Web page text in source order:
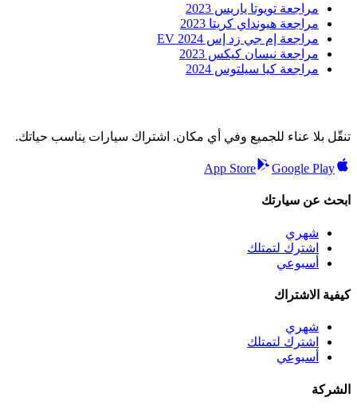
مراجعة تويوتا ياريس 2023
مراجعة هيونداي كريتا 2023
مراجعة إم جي زد إس EV 2024
مراجعة نيسان كيكس 2023
مراجعة كيا سيلتوس 2024
تنقّل بلا عناء للجميع وفي أي مكان. اشتراك سيارات يناسب حياتك.
App Store Google Play
ابحث عن سيارتك
شهري
اشترك لتمتلك
أسبوعي
كيفية الاشتراك
شهري
اشترك لتمتلك
أسبوعي
الشركة